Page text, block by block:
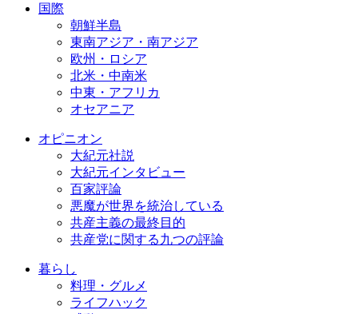
国際
朝鮮半島
東南アジア・南アジア
欧州・ロシア
北米・中南米
中東・アフリカ
オセアニア
オピニオン
大紀元社説
大紀元インタビュー
百家評論
悪魔が世界を統治している
共産主義の最終目的
共産党に関する九つの評論
暮らし
料理・グルメ
ライフハック